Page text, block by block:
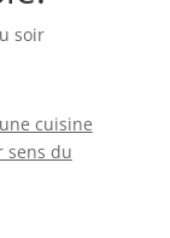
soir
cuisine
sens du